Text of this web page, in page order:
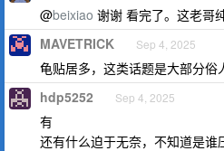
@beixiao 谢谢 看完了。这老哥
MAVETRICK Sep 4, 2025
龟贴居多，这类话题是大部分
hdp5252 Sep 4, 2025
有
还有什么迫于无奈，不知道是